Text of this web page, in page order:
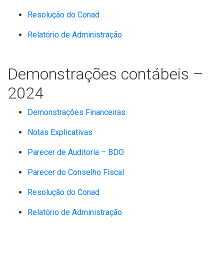
Resolução do Conad
Relatório de Administração
Demonstrações contábeis –
2024
Demonstrações Financeiras
Notas Explicativas
Parecer de Auditoria – BDO
Parecer do Conselho Fiscal
Resolução do Conad
Relatório de Administração